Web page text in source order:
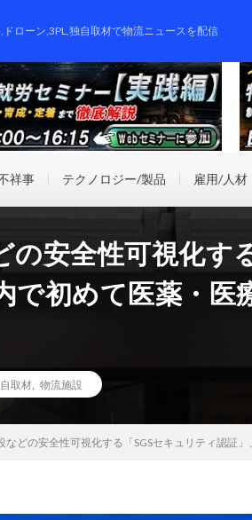
ローン,3PL,独自取材で物流ニュースを配信
祥事 テクノロジー/製品 雇用/人材
の安全性可視化す
で初めて医薬・医
取材 物流施設
などの安全性可視化する「SGSセキュリティ認証